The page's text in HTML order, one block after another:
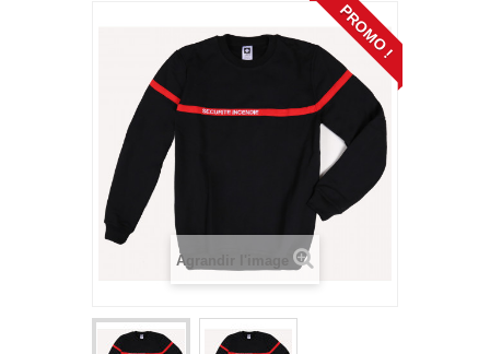
PROMO !
Agrandir l'image